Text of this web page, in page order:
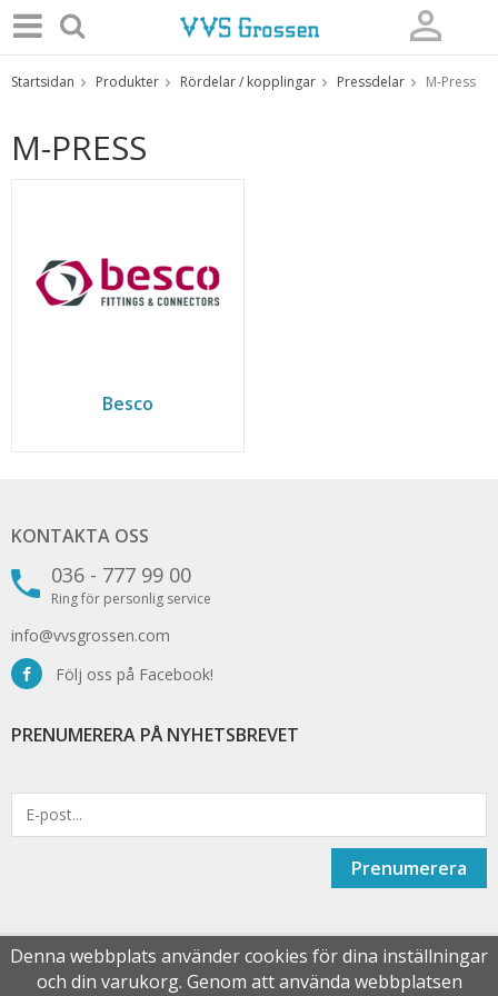
Startsidan Produkter Rördelar / kopplingar Pressdelar M-Press
M-PRESS
Besco
KONTAKTA OSS
036 - 777 99 00
Ring för personlig service
info@vvsgrossen.com
Följ oss på Facebook!
PRENUMERERA PÅ NYHETSBREVET
Prenumerera
Denna webbplats använder cookies för dina inställningar
och din varukorg. Genom att använda webbplatsen